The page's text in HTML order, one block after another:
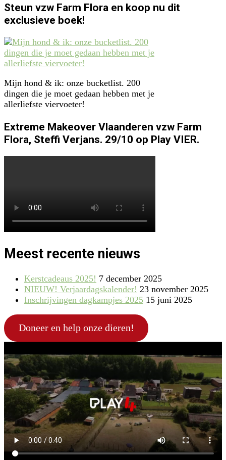
Steun vzw Farm Flora en koop nu dit
exclusieve boek!
Mijn hond & ik: onze bucketlist. 200
dingen die je moet gedaan hebben met je
allerliefste viervoeter!
Extreme Makeover Vlaanderen vzw Farm
Flora, Steffi Verjans. 29/10 op Play VIER.
Meest recente nieuws
Kerstcadeaus 2025! 7 december 2025
NIEUW! Verjaardagskalender! 23 november 2025
Inschrijvingen dagkampjes 2025 15 juni 2025
Doneer en help onze dieren!